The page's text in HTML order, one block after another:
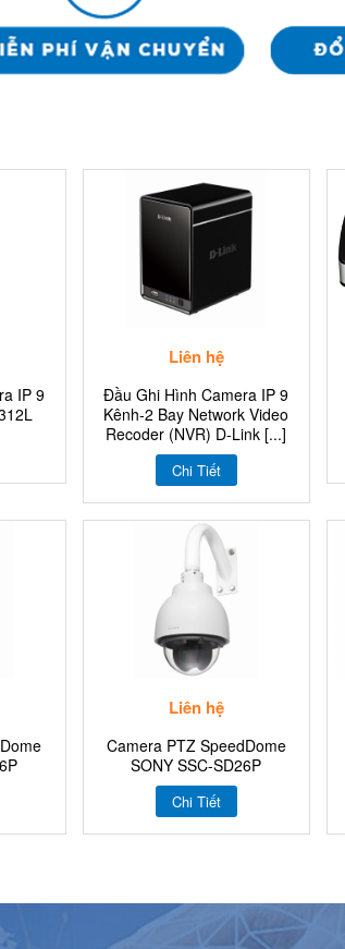
IP 9
Liên hệ
Đầu Ghi Hình Camera IP 9
Kênh-2 Bay Network Video
Recoder (NVR) D-Link [...]
Chi Tiết
Liên hệ
Camera PTZ SpeedDome
SONY SSC-SD26P
Chi Tiết